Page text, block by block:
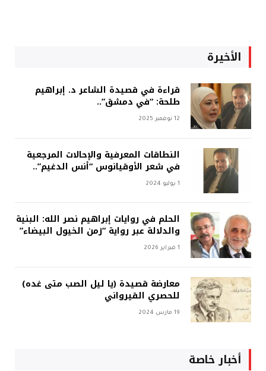
الأخيرة
قراءة في قصيدة الشاعر د. إبراهيم
طلحة: “في دمشق”..
12 نوفمبر 2025
النطاقات المعرفية والإحالات المرجعية
في شعر الأوقيانوس “أنس الدغيم”..
1 يوليو 2024
الحلم في روايات إبراهيم نصر الله: البنية
والدلالة عبر رواية “زمن الخيول البيضاء”
1 فبراير 2026
معارضة قصيدة (يا ليل الصب متى غده)
للحصري القيرواني
19 مارس 2024
أخبار خاصة